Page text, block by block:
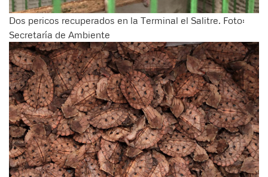
Dos pericos recuperados en la Terminal el Salitre. Foto:
Secretaría de Ambiente